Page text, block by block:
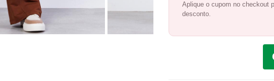
Aplique o cupom no checkout
desconto.